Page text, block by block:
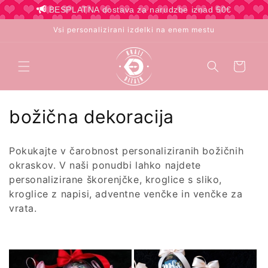
BESPLATNA dostava za narudzbe iznad 50€
Preskoči
na
Vsi personalizirani izdelki na enem mestu
Košara
Z
i
r
k
:
božična dekoracija
Pokukajte v čarobnost personaliziranih božičnih
okraskov. V naši ponudbi lahko najdete
personalizirane škorenjčke, kroglice s sliko,
kroglice z napisi, adventne venčke in venčke za
vrata.